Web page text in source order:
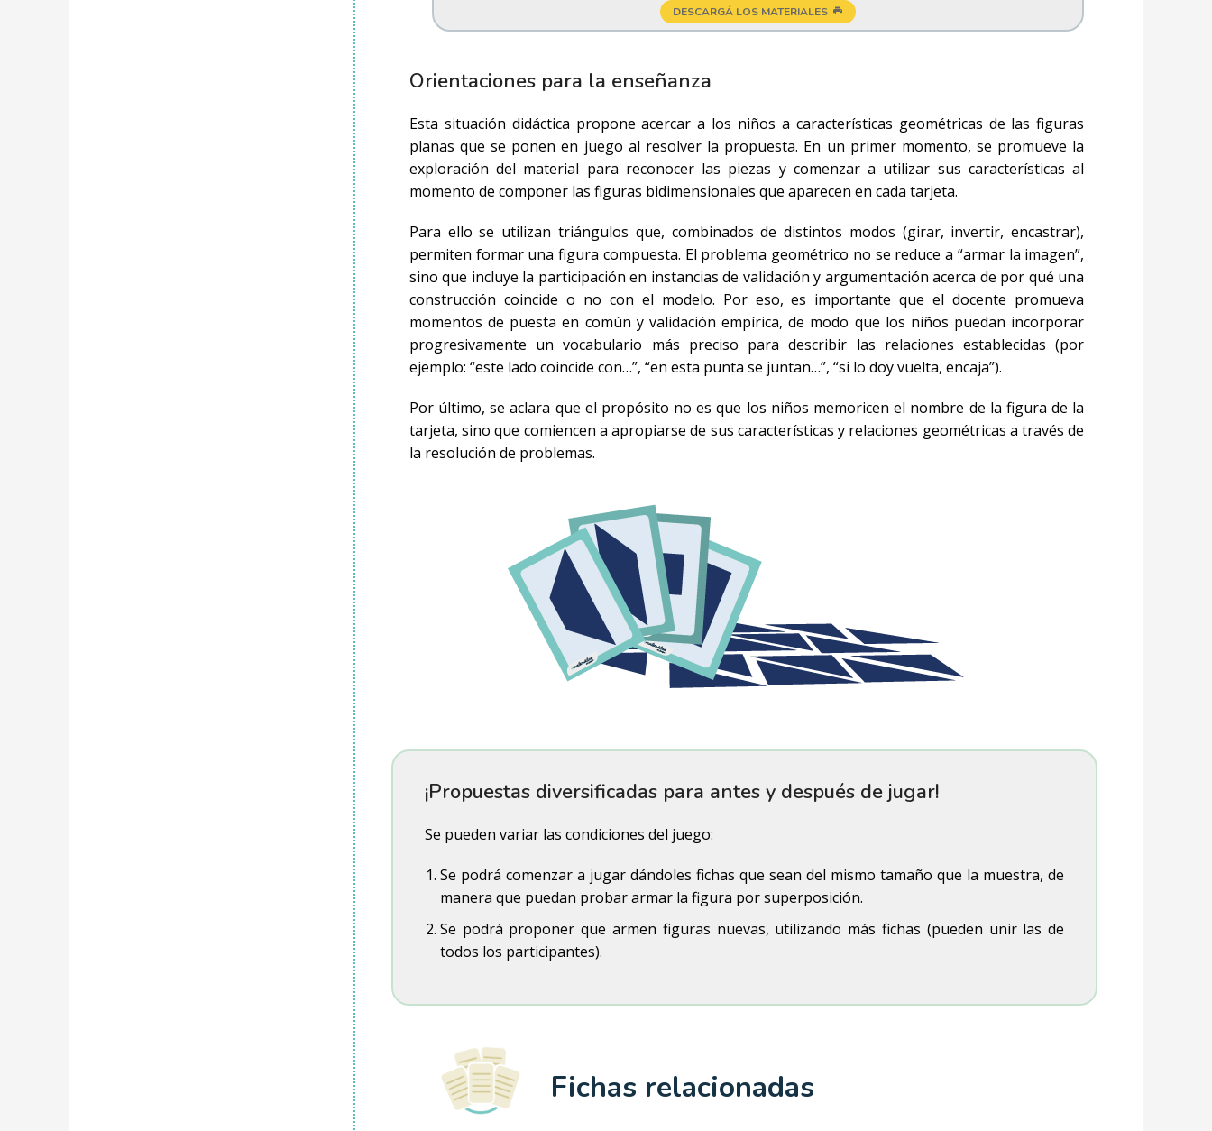
DESCARGÁ LOS MATERIALES
Orientaciones para la enseñanza
Esta situación didáctica propone acercar a los niños a características geométricas de las figuras
planas que se ponen en juego al resolver la propuesta. En un primer momento, se promueve la
exploración del material para reconocer las piezas y comenzar a utilizar sus características al
momento de componer las figuras bidimensionales que aparecen en cada tarjeta.
Para ello se utilizan triángulos que, combinados de distintos modos (girar, invertir, encastrar),
permiten formar una figura compuesta. El problema geométrico no se reduce a “armar la imagen”,
sino que incluye la participación en instancias de validación y argumentación acerca de por qué una
construcción coincide o no con el modelo. Por eso, es importante que el docente promueva
momentos de puesta en común y validación empírica, de modo que los niños puedan incorporar
progresivamente un vocabulario más preciso para describir las relaciones establecidas (por
ejemplo: “este lado coincide con…”, “en esta punta se juntan…”, “si lo doy vuelta, encaja”).
Por último, se aclara que el propósito no es que los niños memoricen el nombre de la figura de la
tarjeta, sino que comiencen a apropiarse de sus características y relaciones geométricas a través de
la resolución de problemas.
¡Propuestas diversificadas para antes y después de jugar!
Se pueden variar las condiciones del juego:
Se podrá comenzar a jugar dándoles fichas que sean del mismo tamaño que la muestra, de
manera que puedan probar armar la figura por superposición.
Se podrá proponer que armen figuras nuevas, utilizando más fichas (pueden unir las de
todos los participantes).
Fichas relacionadas